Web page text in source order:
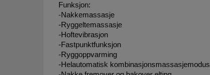
Funksjon:
-Nakkemassasje
-Ryggeltemassasje
-Hoftevibrasjon
-Fastpunktfunksjon
-Ryggoppvarming
-Helautomatisk kombinasjonsmassasjemodus